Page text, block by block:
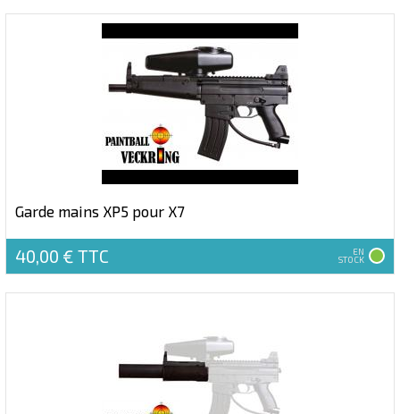
Garde mains XP5 pour X7
40,00 € TTC EN
STOCK